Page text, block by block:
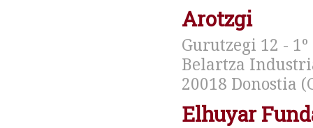
Arotzgi
Gurutzegi 12 - 1º
Belartza
20018 Donostia
Elhuyar